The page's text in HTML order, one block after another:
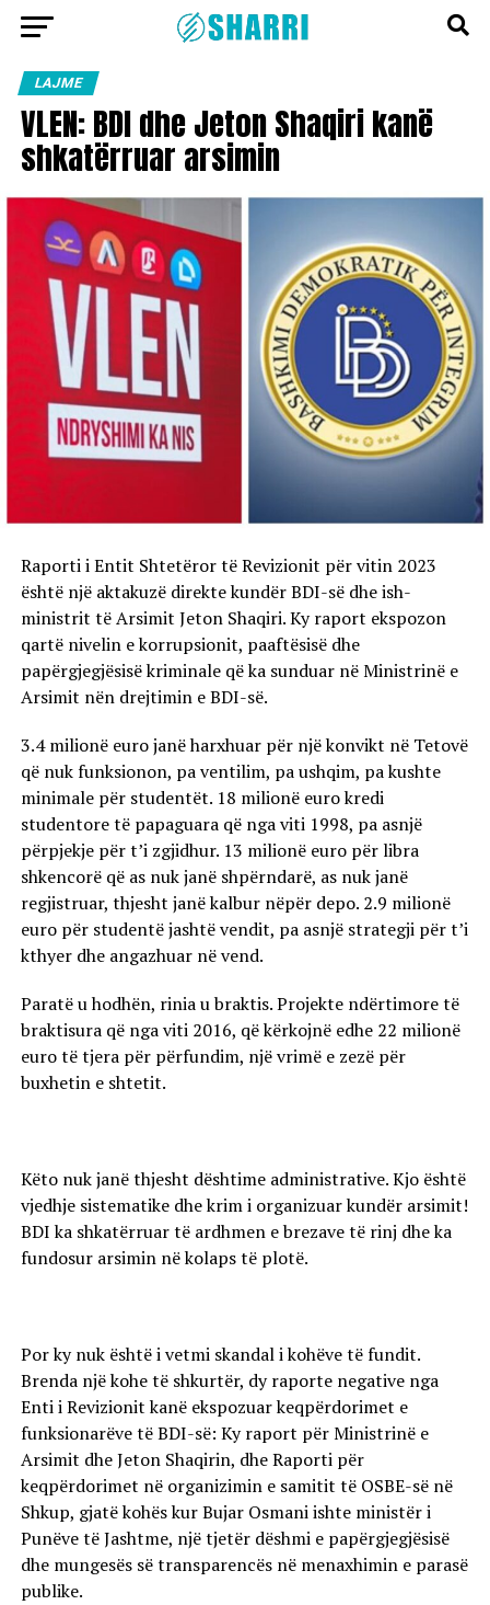
LAJME
VLEN: BDI dhe Jeton Shaqiri kanë
shkatërruar arsimin
Raporti i Entit Shtetëror të Revizionit për vitin 2023
është një aktakuzë direkte kundër BDI-së dhe ish-
ministrit të Arsimit Jeton Shaqiri. Ky raport ekspozon
qartë nivelin e korrupsionit, paaftësisë dhe
papërgjegjësisë kriminale që ka sunduar në Ministrinë e
Arsimit nën drejtimin e BDI-së.
3.4 milionë euro janë harxhuar për një konvikt në Tetovë
që nuk funksionon, pa ventilim, pa ushqim, pa kushte
minimale për studentët. 18 milionë euro kredi
studentore të papaguara që nga viti 1998, pa asnjë
përpjekje për t’i zgjidhur. 13 milionë euro për libra
shkencorë që as nuk janë shpërndarë, as nuk janë
regjistruar, thjesht janë kalbur nëpër depo. 2.9 milionë
euro për studentë jashtë vendit, pa asnjë strategji për t’i
kthyer dhe angazhuar në vend.
Paratë u hodhën, rinia u braktis. Projekte ndërtimore të
braktisura që nga viti 2016, që kërkojnë edhe 22 milionë
euro të tjera për përfundim, një vrimë e zezë për
buxhetin e shtetit.
Këto nuk janë thjesht dështime administrative. Kjo është
vjedhje sistematike dhe krim i organizuar kundër arsimit!
BDI ka shkatërruar të ardhmen e brezave të rinj dhe ka
fundosur arsimin në kolaps të plotë.
Por ky nuk është i vetmi skandal i kohëve të fundit.
Brenda një kohe të shkurtër, dy raporte negative nga
Enti i Revizionit kanë ekspozuar keqpërdorimet e
funksionarëve të BDI-së: Ky raport për Ministrinë e
Arsimit dhe Jeton Shaqirin, dhe Raporti për
keqpërdorimet në organizimin e samitit të OSBE-së në
Shkup, gjatë kohës kur Bujar Osmani ishte ministër i
Punëve të Jashtme, një tjetër dëshmi e papërgjegjësisë
dhe mungesës së transparencës në menaxhimin e parasë
publike.